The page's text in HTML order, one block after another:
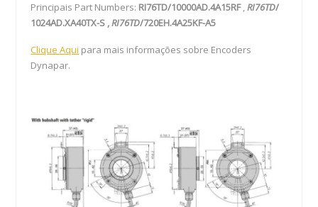
Principais Part Numbers: RI76TD/10000AD.4A15RF,RI76TD/
1024AD.XA40TX-S ,RI76TD/720EH.4A25KF-A5
Clique Aqui para mais informações sobre Encoders
Dynapar.